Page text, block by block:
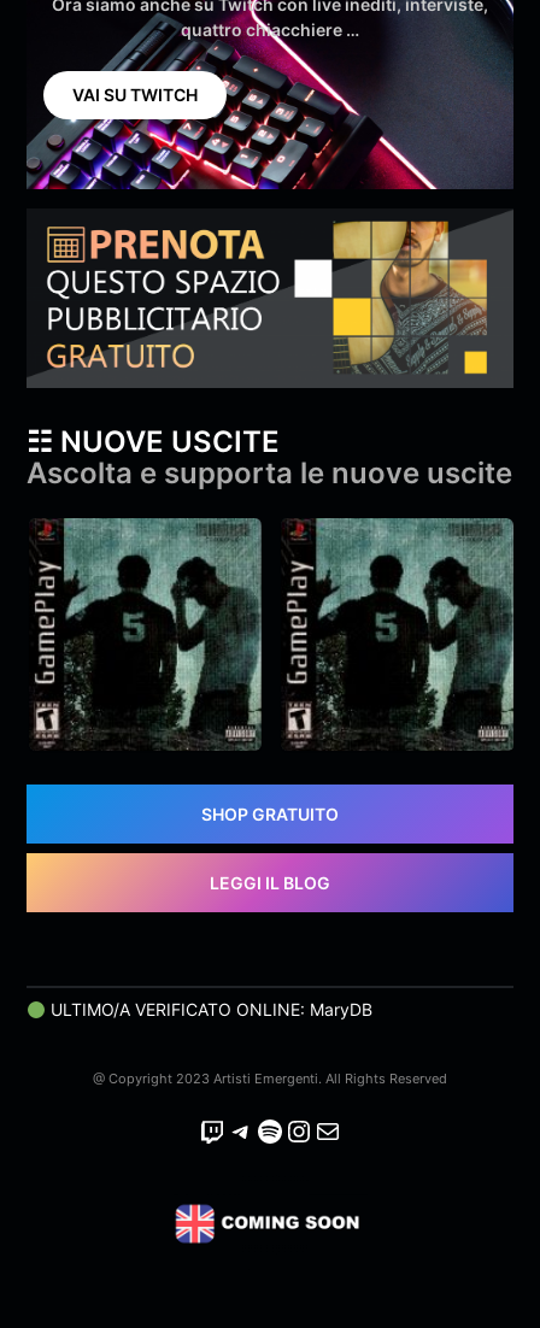
quattro chiacchiere …
VAI SU TWITCH
☷ NUOVE USCITE
Ascolta e supporta le nuove uscite
YAMA & Diga –
gameplay
YAMA, Diga&monroe
YAMA & Diga –
gameplay
YAMA, Diga&monroe
SHOP GRATUITO
LEGGI IL BLOG
ULTIMO/A VERIFICATO ONLINE: MaryDB
@ Copyright 2023 Artisti Emergenti. All Rights Reserved
Twitch Telegram Spotify Instagram Email